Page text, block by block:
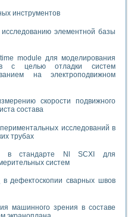
инструментов
элементной базы
module для моделирования
с целью отладки систем
на электроподвижном
скорости подвижного
состава
исследований в
трубах
в стандарте Nl SCXI для
систем
в дефектоскопии сварных швов
машинного зрения в составе